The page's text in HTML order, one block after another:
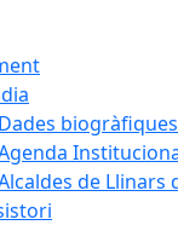
Dades biogràfiques
de Llinars